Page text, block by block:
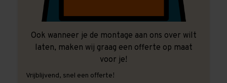
Ook wanneer je de montage aan ons over wilt
laten, maken wij graag een offerte op maat
voor je!
Vrijblijvend, snel een offerte!